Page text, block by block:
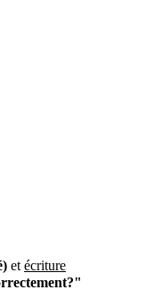
et écriture